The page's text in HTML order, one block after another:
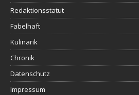
Redaktionsstatut
Fabelhaft
Kulinarik
Chronik
Datenschutz
Impressum